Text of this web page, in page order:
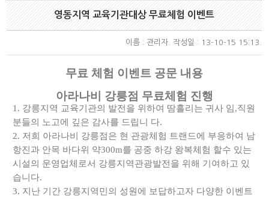
영동지역 교육기관대상 무료체험 이벤트
이름 : 관리자 . 작성일 : 13-10-15 15:13.
무료 체험 이벤트 공문 내용
아라나비 강릉점 무료체험 진행
1. 강릉지역 교육기관의 발전을 위하여 땀흘리는 귀사 임,직원
분들의 노고에 깊은 감사를 드립니 다.
2. 저희 아라나비 강릉점은 현 관광체험 트랜드에 부응하여 남
항진과 안목 바다위 약300m를 공중 하강 왕복체험 할수 있는
시설의 운영업체로서 강릉지역관광발전을 위해 기여하고 있
습니다.
3. 지난 기간 강릉지역민의 성원에 보답하고자 다양한 이벤트